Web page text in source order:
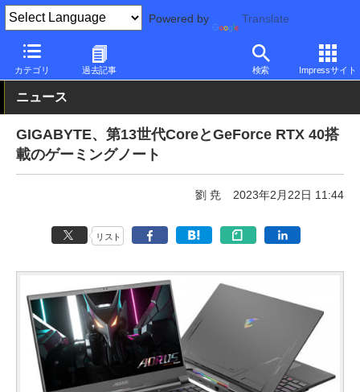
Powered by Translate
カテゴリ 過去記事 検索 Impressサイト
PC Watch パソコン/タブレット/スマートフォン ゲーミングノー
ニュース
GIGABYTE、第13世代CoreとGeForce RTX 40搭
載のゲーミングノート
劉 尭 2023年2月22日 11:44
リスト